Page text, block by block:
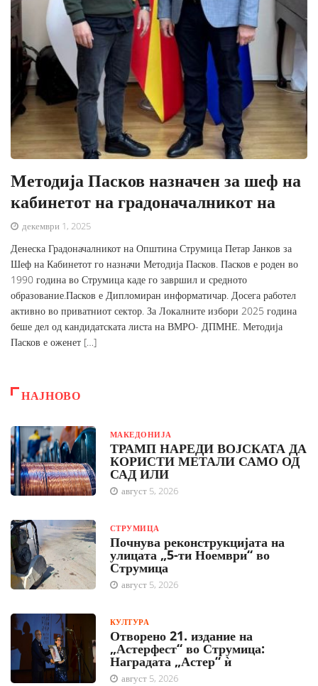
Методија Пасков назначен за шеф на
кабинетот на градоначалникот на
декември 1, 2025
Денеска Градоначалникот на Општина Струмица Петар Јанков за
Шеф на Кабинетот го назначи Методија Пасков. Пасков е роден во
1990 година во Струмица каде го завршил и средното
образование.Пасков е Дипломиран информатичар. Досега работел
активно во приватниот сектор. За Локалните избори 2025 година
беше дел од кандидатската листа на ВМРО- ДПМНЕ. Методија
Пасков е оженет […]
НАЈНОВО
МАКЕДОНИЈА
ТРАМП НАРЕДИ ВОЈСКАТА ДА
КОРИСТИ МЕТАЛИ САМО ОД
САД ИЛИ
август 5, 2026
СТРУМИЦА
Почнува реконструкцијата на
улицата „5-ти Ноември“ во
Струмица
август 5, 2026
КУЛТУРА
Отворено 21. издание на
„Астерфест“ во Струмица:
Наградата „Астер“ ѝ
август 5, 2026